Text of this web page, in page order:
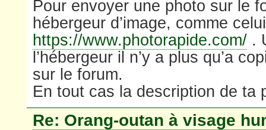
Pour envoyer une photo sur le
hébergeur d’image, comme
https://www.photorapide.com/ .
l’hébergeur il n’y a plus qu’a
sur le forum.
En tout cas la description de ta
Re: Orang-outan à visage